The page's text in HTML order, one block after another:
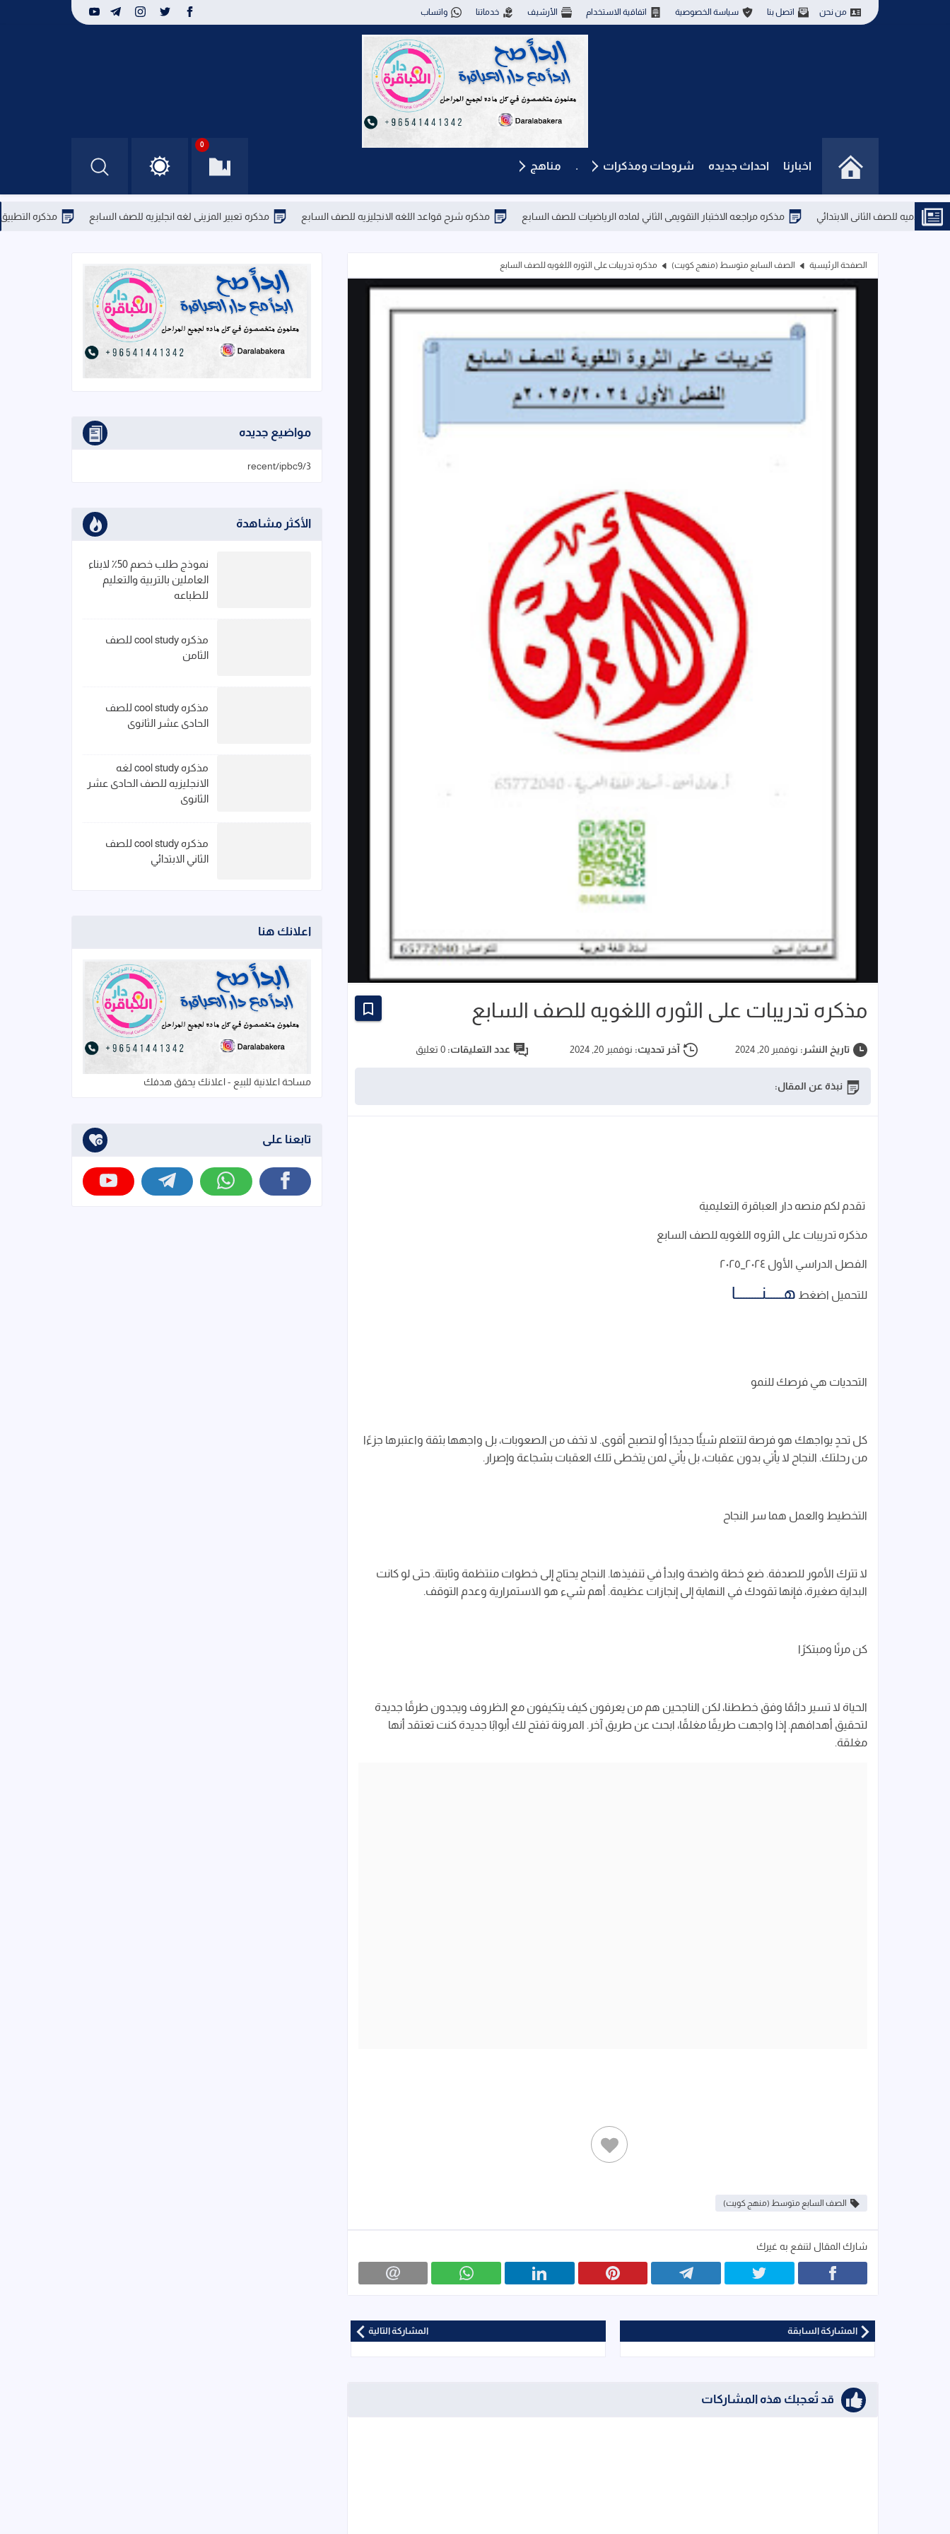
من نحن اتصل بنا سياسة الخصوصية اتفاقية الاستخدام الأرشيف خدماتنا واتساب
اخبارنا احداث جديده شروحات ومذكرات . مناهج
0
مذكره مراجعه الاختبار التقويمى الثاني لماده الرياضيات للصف السابع مذكره شرح قواعد اللغه الانجليزيه للصف السابع مذكره تعبير المزينى لغه انجليزيه للصف السابع مذكره التطبيق الشامل
الصفحة الرئيسية الصف السابع متوسط (منهج كويت) مذكره تدريبات على الثوره اللغويه للصف السابع
مذكره تدريبات على الثوره اللغويه للصف السابع
تاريخ النشر: نوفمبر 20, 2024 آخر تحديث: نوفمبر 20, 2024 عدد التعليقات:0 تعليق
نبذة عن المقال:
تقدم لكم منصه دار العباقرة التعليمية
مذكره تدريبات على الثروه اللغويه للصف السابع
الفصل الدراسي الأول ٢٠٢٤_٢٠٢٥
للتحميل اضغط هــــــنـــــــــا
التحديات هي فرصك للنمو
كل تحدٍ يواجهك هو فرصة لتتعلم شيئًا جديدًا أو لتصبح أقوى. لا تخف من الصعوبات، بل واجهها بثقة واعتبرها جزءًا
من رحلتك. النجاح لا يأتي بدون عقبات، بل يأتي لمن يتخطى تلك العقبات بشجاعة وإصرار.
التخطيط والعمل هما سر النجاح
لا تترك الأمور للصدفة. ضع خطة واضحة وابدأ في تنفيذها. النجاح يحتاج إلى خطوات منتظمة وثابتة. حتى لو كانت
البداية صغيرة، فإنها تقودك في النهاية إلى إنجازات عظيمة. أهم شيء هو الاستمرارية وعدم التوقف.
كن مرنًا ومبتكرًا
الحياة لا تسير دائمًا وفق خططنا، لكن الناجحين هم من يعرفون كيف يتكيفون مع الظروف ويجدون طرقًا جديدة
لتحقيق أهدافهم. إذا واجهت طريقًا مغلقًا، ابحث عن طريق آخر. المرونة تفتح لك أبوابًا جديدة كنت تعتقد أنها
مغلقة.
الصف السابع متوسط (منهج كويت)
شارك المقال لتنفع به غيرك
المشاركة التالية المشاركة السابقة
قد تُعجبك هذه المشاركات
مواضيع جديده
3/recent/ipbc9
الأكثر مشاهدة
نموذج طلب خصم 50٪ لابناء
العاملين بالتربية والتعليم
للطباعه
مذكره cool study للصف
الثامن
مذكره cool study للصف
الحادى عشر الثانوى
مذكره cool study لغه
الانجليزيه للصف الحادى عشر
الثانوى
مذكره cool study للصف
الثاني الابتدائي
اعلانك هنا
مساحة اعلانية للبيع - اعلانك يحقق هدفك
تابعنا على